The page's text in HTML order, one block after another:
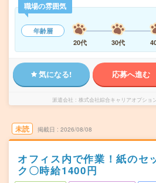
職場の雰囲気
年齢層
20代
30代
気になる! 応募へ進む
派遣会社 株式会社綜合キャリアオプショ
未読 掲載日 2026/08/08
オフィス内で作業！紙のセ
ク〇時給1400円